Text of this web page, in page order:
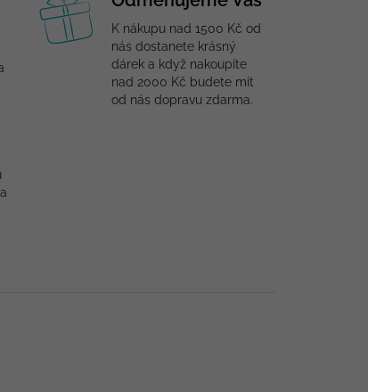
K nákupu nad 1500 Kč od
nás dostanete krásný
dárek a když nakoupíte
nad 2000 Kč budete mít
od nás dopravu zdarma.